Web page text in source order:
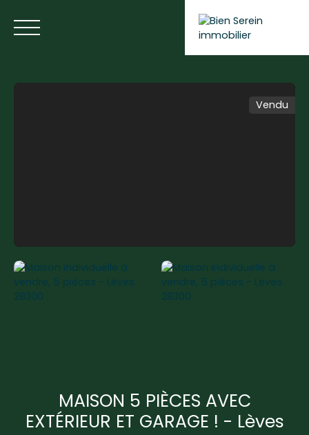
Vendu
MAISON 5 PIÈCES AVEC
EXTÉRIEUR ET GARAGE ! - Lèves